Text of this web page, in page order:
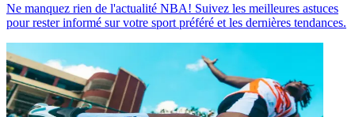
Ne manquez rien de l'actualité NBA! Suivez les meilleures astuces
pour rester informé sur votre sport préféré et les dernières tendances.